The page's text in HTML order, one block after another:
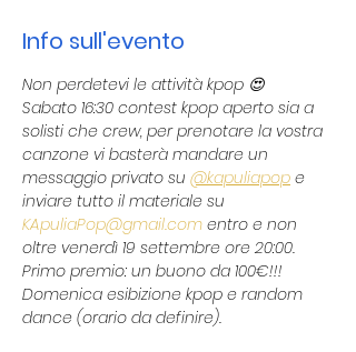
Info sull'evento
Non perdetevi le attività kpop 😍
Sabato 16:30 contest kpop aperto sia a
solisti che crew, per prenotare la vostra
canzone vi basterà mandare un
messaggio privato su @kapuliapop e
inviare tutto il materiale su
KApuliaPop@gmail.com entro e non
oltre venerdì 19 settembre ore 20:00.
Primo premio: un buono da 100€!!!
Domenica esibizione kpop e random
dance (orario da definire).